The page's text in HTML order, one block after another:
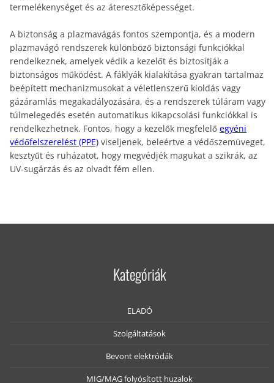
termelékenységet és az áteresztőképességet.
A biztonság a plazmavágás fontos szempontja, és a modern
plazmavágó rendszerek különböző biztonsági funkciókkal
rendelkeznek, amelyek védik a kezelőt és biztosítják a
biztonságos működést. A fáklyák kialakítása gyakran tartalmaz
beépített mechanizmusokat a véletlenszerű kioldás vagy
gázáramlás megakadályozására, és a rendszerek túláram vagy
túlmelegedés esetén automatikus kikapcsolási funkciókkal is
rendelkezhetnek. Fontos, hogy a kezelők megfelelő egyéni
védőfelszerelést (PPE) viseljenek, beleértve a védőszemüveget,
kesztyűt és ruházatot, hogy megvédjék magukat a szikrák, az
UV-sugárzás és az olvadt fém ellen.
Kategóriák
ELADÓ
Szolgáltatások
Bevont elektródák
MIG/MAG folyósított huzalok